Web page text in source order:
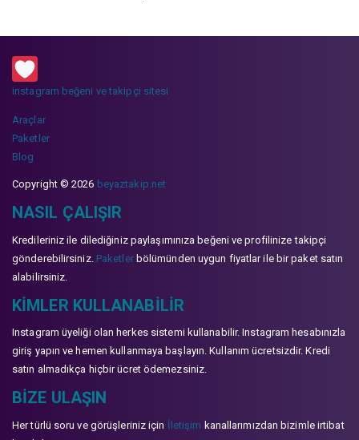
instagram beğeni ve takipçi sitesi
Araçlar
Paketler
Blog
Copyright © 2026 beyaztakip.net
NASIL ÇALIŞIR
Kredileriniz ile dilediğiniz paylaşımınıza beğeni ve profilinize takipçi
gönderebilirsiniz. Paketlerbölümünden uygun fiyatlar ile bir paket satın
alabilirsiniz.
KIMLER KULLANABILIR
Instagram üyeliği olan herkes sistemi kullanabilir. Instagram hesabınızla
giriş yapın ve hemen kullanmaya başlayın. Kullanım ücretsizdir. Kredi
satın almadıkça hiçbir ücret ödemezsiniz.
BIZE ULAŞIN
Her türlü soru ve görüşleriniz için İletişim kanallarımızdan bizimle irtibat